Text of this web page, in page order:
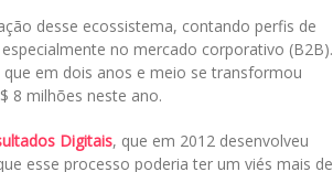
desse ecossistema, contando perfis de
no mercado corporativo (B2B).
que em dois anos e meio se transformou
8 milhões neste ano.
Digitais, que em 2012 desenvolveu
esse processo poderia ter um viés mais de